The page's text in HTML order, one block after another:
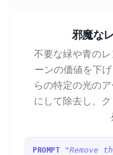
邪魔な
不要な緑や青の
ーンの価値を下
らの特定の光の
にして除去し、
PROMPT
"Remove